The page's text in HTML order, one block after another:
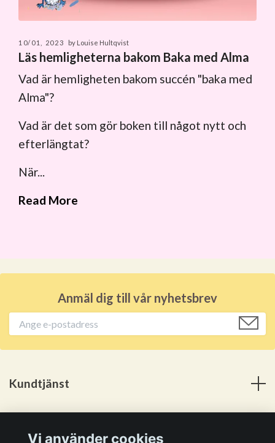
10/01, 2023 by Louise Hultqvist
Läs hemligheterna bakom Baka med Alma
Vad är hemligheten bakom succén "baka med
Alma"?
Vad är det som gör boken till något nytt och
efterlängtat?
När...
Read More
Anmäl dig till vår nyhetsbrev
Kundtjänst
Vi använder cookies